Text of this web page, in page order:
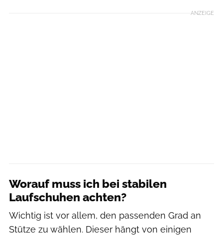
ANZEIGE
Worauf muss ich bei stabilen
Laufschuhen achten?
Wichtig ist vor allem, den passenden Grad an
Stütze zu wählen. Dieser hängt von einigen